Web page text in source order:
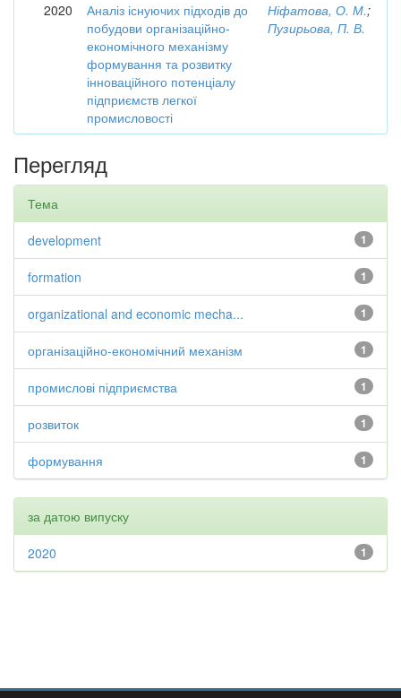
2020
Аналіз існуючих підходів до
побудови організаційно-
економічного механізму
формування та розвитку
інноваційного потенціалу
підприємств легкої
промисловості
Ніфатова, О. М.;
Пузирьова, П. В.
Перегляд
Тема
1
development
1
formation
1
organizational and economic mecha...
1
організаційно-економічний механізм
1
промислові підприємства
1
розвиток
1
формування
за датою випуску
1
2020